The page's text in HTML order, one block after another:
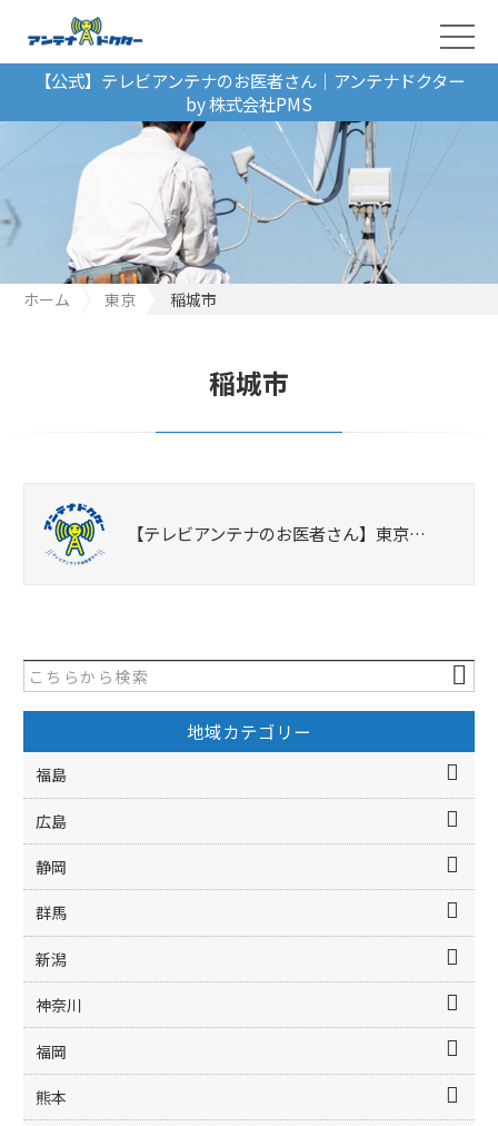
【公式】テレビアンテナのお医者さん｜アンテナドクター
by 株式会社PMS
ホーム 東京 稲城市
稲城市
【テレビアンテナのお医者さん】東京…
地域カテゴリー
福島
広島
静岡
群馬
新潟
神奈川
福岡
熊本